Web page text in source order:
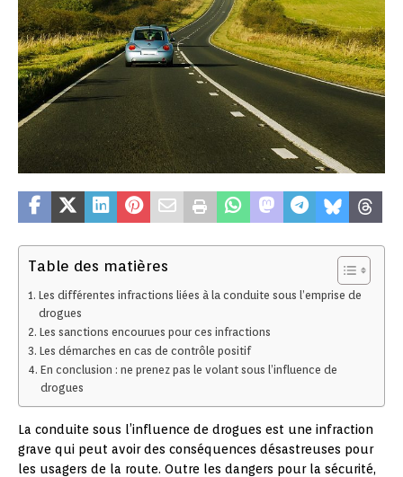
Table des matières
Les différentes infractions liées à la conduite sous l’emprise de
drogues
Les sanctions encourues pour ces infractions
Les démarches en cas de contrôle positif
En conclusion : ne prenez pas le volant sous l’influence de
drogues
La conduite sous l’influence de drogues est une infraction
grave qui peut avoir des conséquences désastreuses pour
les usagers de la route. Outre les dangers pour la sécurité,